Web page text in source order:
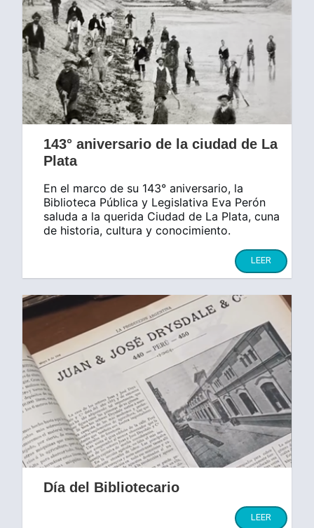
143° aniversario de la ciudad de La
Plata
En el marco de su 143° aniversario, la
Biblioteca Pública y Legislativa Eva Perón
saluda a la querida Ciudad de La Plata, cuna
de historia, cultura y conocimiento.
LEER
Día del Bibliotecario
LEER